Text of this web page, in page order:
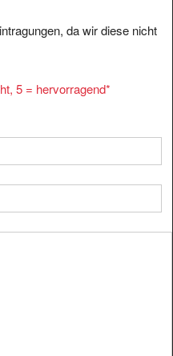
da wir diese nicht
5 = hervorragend*